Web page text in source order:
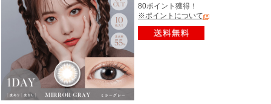
80ポイント獲得！
※ポイントについて